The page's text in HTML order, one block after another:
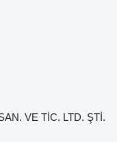
VE TİC. LTD. ŞTİ.